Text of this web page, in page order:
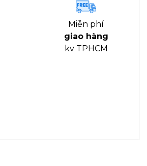
Miễn phí
giao hàng
kv TPHCM